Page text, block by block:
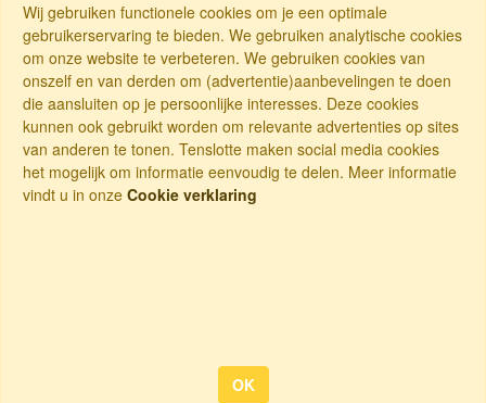
Wij gebruiken functionele cookies om je een optimale
gebruikerservaring te bieden. We gebruiken analytische cookies
om onze website te verbeteren. We gebruiken cookies van
onszelf en van derden om (advertentie)aanbevelingen te doen
die aansluiten op je persoonlijke interesses. Deze cookies
kunnen ook gebruikt worden om relevante advertenties op sites
van anderen te tonen. Tenslotte maken social media cookies
het mogelijk om informatie eenvoudig te delen. Meer informatie
vindt u in onze Cookie verklaring
OK